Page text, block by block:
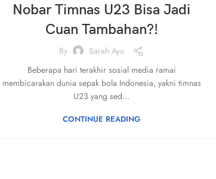
Nobar Timnas U23 Bisa Jadi
Cuan Tambahan?!
By
Sarah Ayu
Beberapa hari terakhir sosial media ramai
membicarakan dunia sepak bola Indonesia, yakni timnas
U23 yang sed...
CONTINUE READING